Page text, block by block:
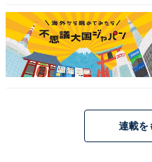
こちらもおすすめ
【楽天トラ
てなし 長生
連載を